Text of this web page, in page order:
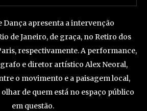
Dança apresenta a intervenção
de Janeiro, de graça, no Retiro dos
respectivamente. A performance,
e diretor artístico Alex Neoral,
o movimento e a paisagem local,
de quem está no espaço público
em questão.